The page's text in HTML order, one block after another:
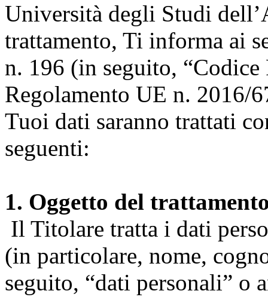
Università degli Studi
trattamento, Ti informa ai
n. 196 (in seguito, “Codice
Regolamento UE n. 2016/
Tuoi dati saranno trattati
seguenti:
1. Oggetto del
Il Titolare tratta i dati
(in particolare, nome,
seguito, “dati personali” o